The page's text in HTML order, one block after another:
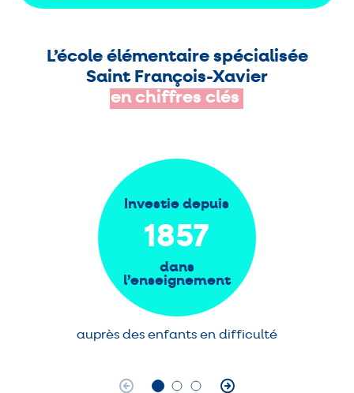
L’école élémentaire spécialisée
Saint François-Xavier
en chiffres clés
Investie depuis
1857
dans
l’enseignement
auprès des enfants en difficulté